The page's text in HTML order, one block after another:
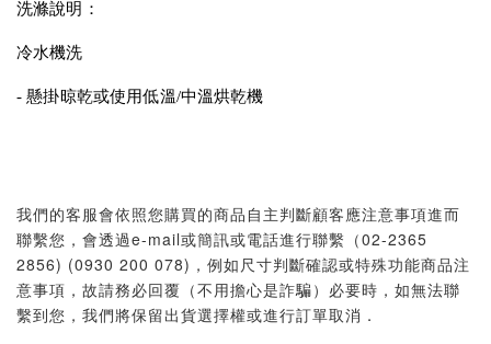
洗滌說明：
冷水機洗
- 懸掛晾乾或使用低溫/中溫烘乾機
我們的客服會依照您購買的商品自主判斷顧客應注意事項進而
聯繫您，會透過e-mail或簡訊或電話進行聯繫（02-2365
2856) (0930 200 078)，例如尺寸判斷確認或特殊功能商品注
意事項，故請務必回覆（不用擔心是詐騙）必要時，如無法聯
繫到您，我們將保留出貨選擇權或進行訂單取消．